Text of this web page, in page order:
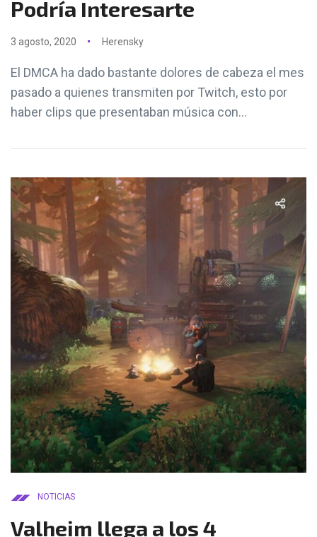
Podría Interesarte
3 agosto, 2020 Herensky
El DMCA ha dado bastante dolores de cabeza el mes
pasado a quienes transmiten por Twitch, esto por
haber clips que presentaban música con...
NOTICIAS
Valheim llega a los 4